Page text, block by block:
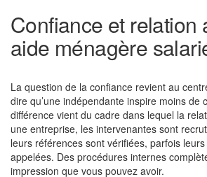
Confiance et relation
aide ménagère
La question de la confiance revient au
dire qu’une indépendante inspire moins de
différence vient du cadre dans lequel la
une entreprise, les intervenantes sont
leurs références sont vérifiées, parfois
appelées. Des procédures internes
impression que vous pouvez avoir.